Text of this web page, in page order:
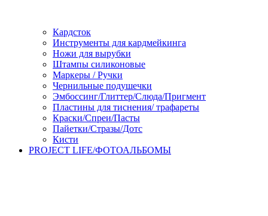
Кардсток
Инструменты для кардмейкинга
Ножи для вырубки
Штампы силиконовые
Маркеры / Ручки
Чернильные подушечки
Эмбоссинг/Глиттер/Слюда/Пригмент
Пластины для тиснения/ трафареты
Краски/Спреи/Пасты
Пайетки/Стразы/Дотс
Кисти
PROJECT LIFE/ФОТОАЛЬБОМЫ